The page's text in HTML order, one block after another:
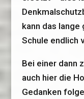
kann das
Schule endlich
Bei einer dann
auch hier die
Gedanken